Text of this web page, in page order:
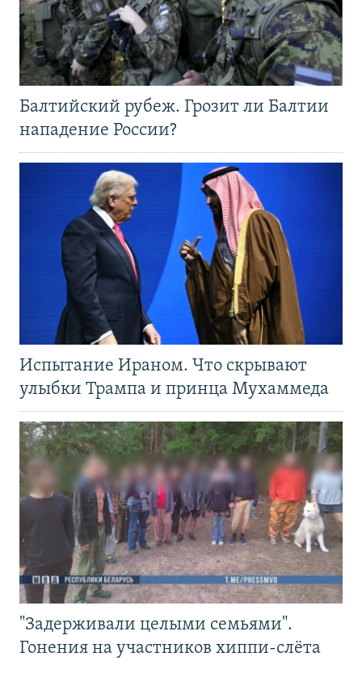
Балтийский рубеж. Грозит ли Балтии
нападение России?
Испытание Ираном. Что скрывают
улыбки Трампа и принца Мухаммеда
"Задерживали целыми семьями".
Гонения на участников хиппи-слёта